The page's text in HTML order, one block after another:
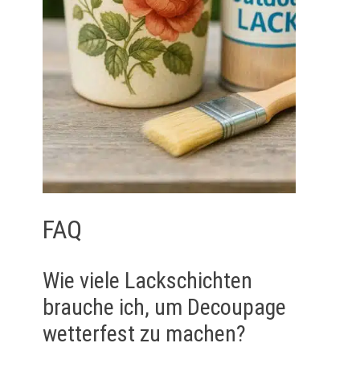
FAQ
Wie viele Lackschichten
brauche ich, um Decoupage
wetterfest zu machen?